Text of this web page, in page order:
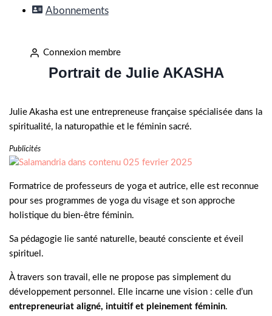
Abonnements
Connexion membre
Portrait de Julie AKASHA
Julie Akasha est une entrepreneuse française spécialisée dans la
spiritualité, la naturopathie et le féminin sacré.
Publicités
Formatrice de professeurs de yoga et autrice, elle est reconnue
pour ses programmes de yoga du visage et son approche
holistique du bien-être féminin.
Sa pédagogie lie santé naturelle, beauté consciente et éveil
spirituel.
À travers son travail, elle ne propose pas simplement du
développement personnel. Elle incarne une vision : celle d’un
entrepreneuriat aligné, intuitif et pleinement féminin.